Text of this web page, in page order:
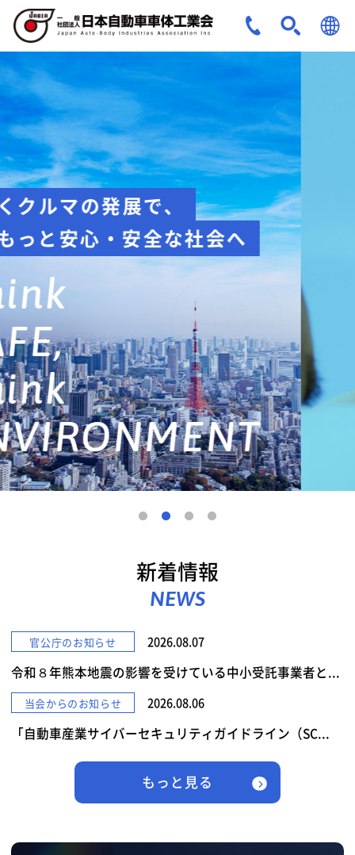
安全への取組み
Think about
safety
詳しくみる
新着情報
NEWS
官公庁のお知らせ 2026.08.07
令和８年熊本地震の影響を受けている中小受託事業者と...
当会からのお知らせ 2026.08.06
「自動車産業サイバーセキュリティガイドライン（SC...
もっと見る